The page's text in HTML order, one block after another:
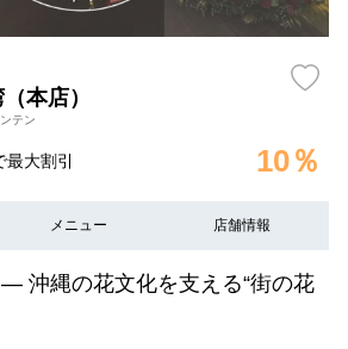
本店）
テン
最大割引 10％
メニュー 店舗情報
沖縄の花文化を支える“街の花